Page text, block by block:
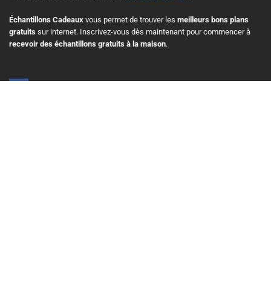
Échantillons Cadeaux vous permet de trouver les meilleurs bons plans
gratuits sur internet. Inscrivez-vous dès maintenant pour commencer à
recevoir des échantillons gratuits à la maison.